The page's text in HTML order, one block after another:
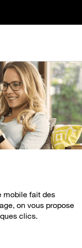
mobile fait des
on vous propose
clics.